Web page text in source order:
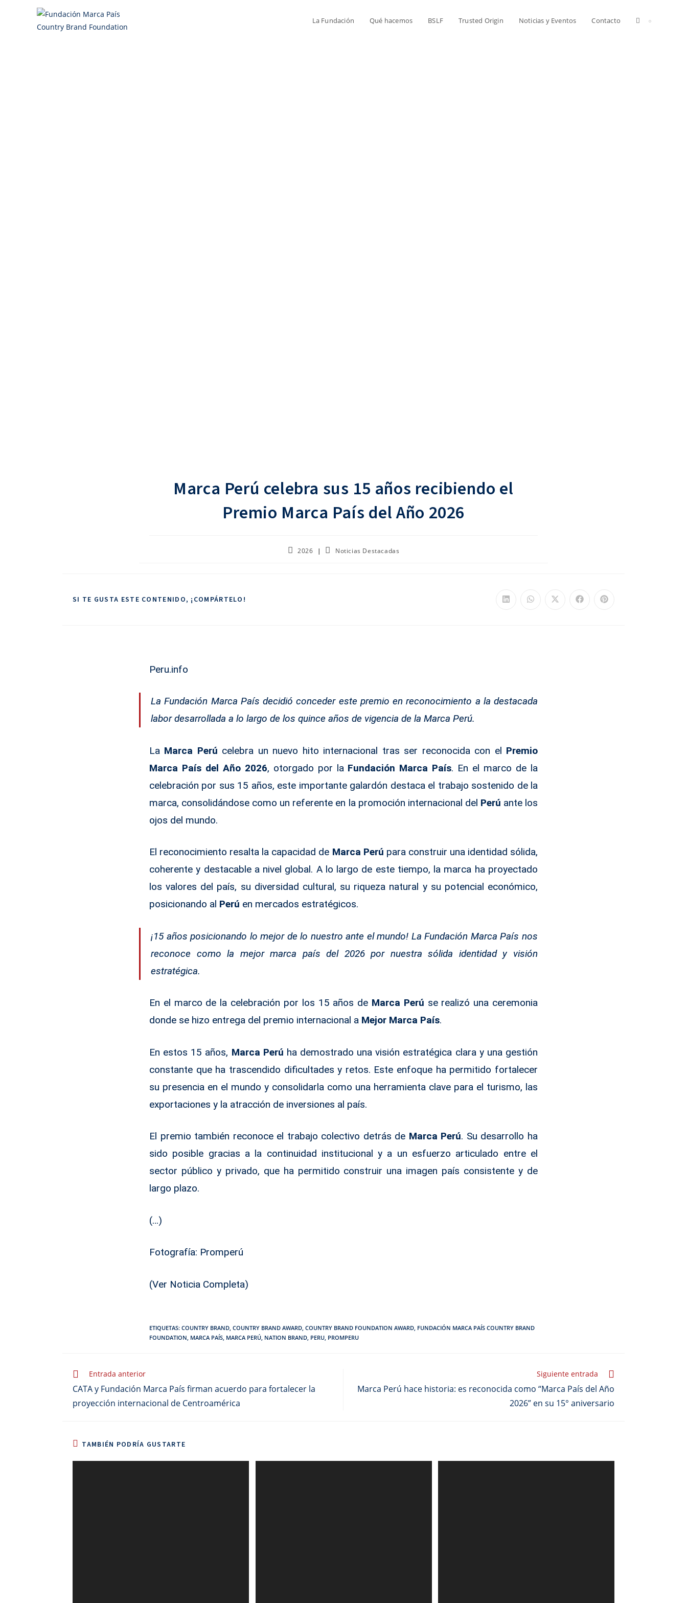
La Fundación Qué hacemos BSLF Trusted Origin Noticias y Eventos Contacto
Marca Perú celebra sus 15 años recibiendo el
Premio Marca País del Año 2026
2026 Noticias Destacadas
SI TE GUSTA ESTE CONTENIDO, ¡COMPÁRTELO!
Peru.info
La Fundación Marca País decidió conceder este premio en reconocimiento a la destacada
labor desarrollada a lo largo de los quince años de vigencia de la Marca Perú.
La Marca Perú celebra un nuevo hito internacional tras ser reconocida con el Premio
Marca País del Año 2026, otorgado por la Fundación Marca País. En el marco de la
celebración por sus 15 años, este importante galardón destaca el trabajo sostenido de la
marca, consolidándose como un referente en la promoción internacional del Perú ante los
ojos del mundo.
El reconocimiento resalta la capacidad de Marca Perú para construir una identidad sólida,
coherente y destacable a nivel global. A lo largo de este tiempo, la marca ha proyectado
los valores del país, su diversidad cultural, su riqueza natural y su potencial económico,
posicionando al Perú en mercados estratégicos.
¡15 años posicionando lo mejor de lo nuestro ante el mundo! La Fundación Marca País nos
reconoce como la mejor marca país del 2026 por nuestra sólida identidad y visión
estratégica.
En el marco de la celebración por los 15 años de Marca Perú se realizó una ceremonia
donde se hizo entrega del premio internacional a Mejor Marca País.
En estos 15 años, Marca Perú ha demostrado una visión estratégica clara y una gestión
constante que ha trascendido dificultades y retos. Este enfoque ha permitido fortalecer
su presencia en el mundo y consolidarla como una herramienta clave para el turismo, las
exportaciones y la atracción de inversiones al país.
El premio también reconoce el trabajo colectivo detrás de Marca Perú. Su desarrollo ha
sido posible gracias a la continuidad institucional y a un esfuerzo articulado entre el
sector público y privado, que ha permitido construir una imagen país consistente y de
largo plazo.
(…)
Fotografía: Promperú
(Ver Noticia Completa)
ETIQUETAS: COUNTRY BRAND, COUNTRY BRAND AWARD, COUNTRY BRAND FOUNDATION AWARD, FUNDACIÓN MARCA PAÍS COUNTRY BRAND
FOUNDATION, MARCA PAÍS, MARCA PERÚ, NATION BRAND, PERU, PROMPERU
Entrada anterior
CATA y Fundación Marca País firman acuerdo para fortalecer la
proyección internacional de Centroamérica
Siguiente entrada
Marca Perú hace historia: es reconocida como “Marca País del Año
2026” en su 15° aniversario
TAMBIÉN PODRÍA GUSTARTE